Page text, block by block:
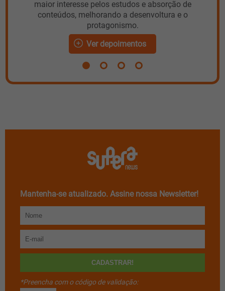
maior interesse pelos estudos e absorção de
conteúdos, melhorando a desenvoltura e o
protagonismo.
Ver depoimentos
Mantenha-se atualizado. Assine nossa Newsletter!
*Preencha com o código de validação: